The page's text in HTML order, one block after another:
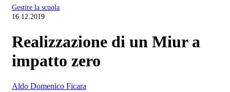
Gestire la scuola
16.12.2019
Realizzazione di un Miur a
impatto zero
Aldo Domenico Ficara